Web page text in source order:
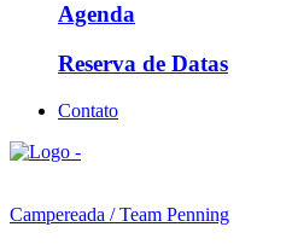
Agenda
Reserva de Datas
Contato
Campereada / Team Penning